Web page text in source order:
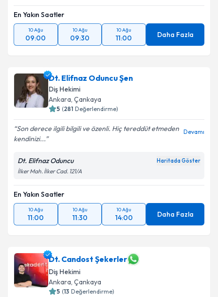
En Yakın Saatler
10 Ağu
09:00
10 Ağu
09:30
10 Ağu
11:00 Daha Fazla
Dt. Elifnaz Oduncu Şen
Diş Hekimi
Ankara, Çankaya
5 (281 Değerlendirme)
Son derece ilgili bilgili ve özenli. Hiç tereddüt etmeden
kendinizi...
Devamı
Dt. Elifnaz Oduncu Haritada Göster
İlker Mah. İlker Cad. 121/A
En Yakın Saatler
10 Ağu
11:00
10 Ağu
11:30
10 Ağu
14:00 Daha Fazla
Dt. Candost Şekerler
Diş Hekimi
Ankara, Çankaya
5 (13 Değerlendirme)